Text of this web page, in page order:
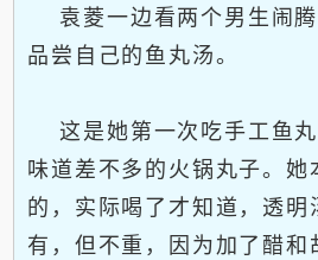
袁菱一边看两个男生闹腾
品尝自己的鱼丸汤。
这是她第一次吃手工鱼丸
味道差不多的火锅丸子。她
的，实际喝了才知道，透明
有，但不重，因为加了醋和